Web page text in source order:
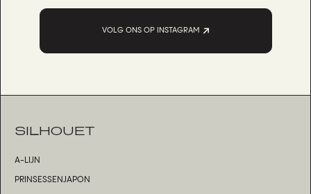
VOLG ONS OP INSTAGRAM
SILHOUET
A-LIJN
PRINSESSENJAPON